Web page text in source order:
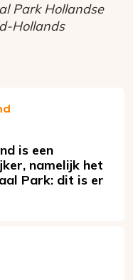
Park Hollandse
Hollands
is een
namelijk het
Park: dit is er